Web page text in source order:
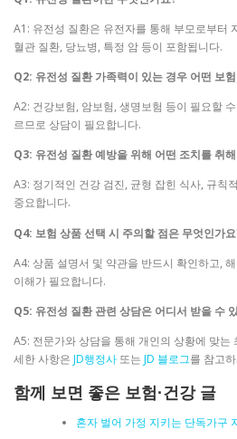
A1: 유전성 질환은 유전자를 통해 부모로부터
혈관 질환, 당뇨병, 특정 암 등이 포함됩니다.
Q2: 유전성 질환 가족력이 있는 경우 어떤 보
A2: 건강보험, 암보험, 생명보험 등이 필요할
르므로 상담이 필요합니다.
Q3: 유전성 질환 예방을 위해 어떤 조치를 취
A3: 정기적인 건강 검진, 균형 잡힌 식사, 규칙
중요합니다.
Q4: 보험 상품 선택 시 주의할 점은 무엇인가
A4: 상품 설명서 및 약관을 반드시 확인하고,
이해가 필요합니다.
Q5: 유전성 질환 관련 상담은 어디서 받을 수
A5: 전문가와 상담을 통해 개인의 상황에 맞는
세한 사항은 JD행정사 또는 JD 블로그를 참고
함께 보면 좋은 보험·건강 글
혼자 벌어 가정 지키는 단독가구